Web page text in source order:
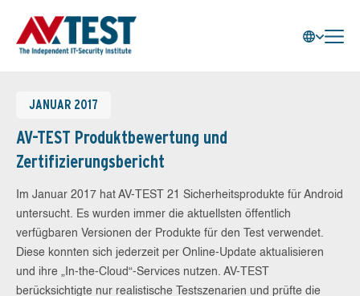
JANUAR 2017
AV-TEST Produktbewertung und
Zertifizierungsbericht
Im Januar 2017 hat AV-TEST 21 Sicherheitsprodukte für Android
untersucht. Es wurden immer die aktuellsten öffentlich
verfügbaren Versionen der Produkte für den Test verwendet.
Diese konnten sich jederzeit per Online-Update aktualisieren
und ihre „In-the-Cloud“-Services nutzen. AV-TEST
berücksichtigte nur realistische Testszenarien und prüfte die